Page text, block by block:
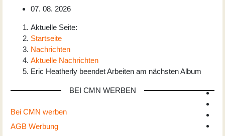
07. 08. 2026
Aktuelle Seite:
Startseite
Nachrichten
Aktuelle Nachrichten
Eric Heatherly beendet Arbeiten am nächsten Album
BEI CMN WERBEN
Bei CMN werben
AGB Werbung